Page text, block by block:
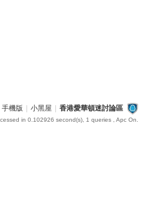
手機版 小黑屋 香港愛華頓迷討論區
in 0.102926 second(s), 1 queries , Apc On.